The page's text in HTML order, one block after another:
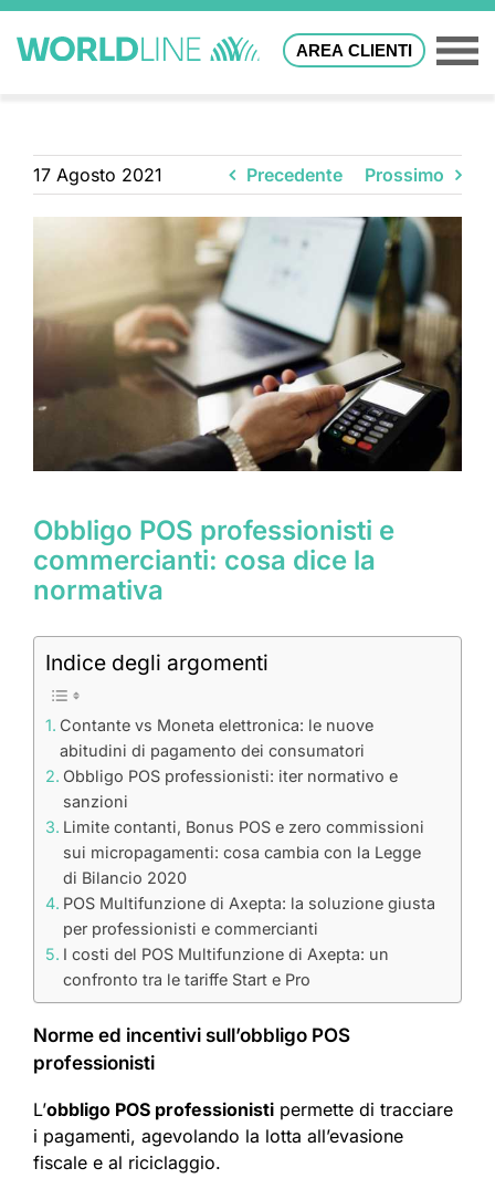
AREA CLIENTI
17 Agosto 2021 Precedente Prossimo
Obbligo POS professionisti e
commercianti: cosa dice la
normativa
Indice degli argomenti
Contante vs Moneta elettronica: le nuove
abitudini di pagamento dei consumatori
Obbligo POS professionisti: iter normativo e
sanzioni
Limite contanti, Bonus POS e zero commissioni
sui micropagamenti: cosa cambia con la Legge
di Bilancio 2020
POS Multifunzione di Axepta: la soluzione giusta
per professionisti e commercianti
I costi del POS Multifunzione di Axepta: un
confronto tra le tariffe Start e Pro
Norme ed incentivi sull’obbligo POS
professionisti
L’obbligo POS professionisti permette di tracciare
i pagamenti, agevolando la lotta all’evasione
fiscale e al riciclaggio.